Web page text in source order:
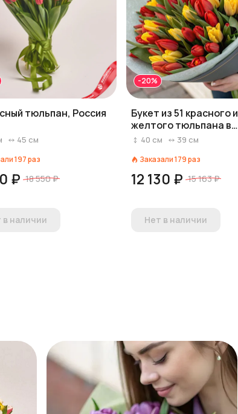
тюльпан, Россия
45 см
197раз
₽ 18 550 ₽
в наличии
-20%
Букет из 51 красного и
желтого тюльпана в
упаковке премиум
40 см 39 см
Заказали179раз
12 130 ₽ 15 163 ₽
Нет в наличии